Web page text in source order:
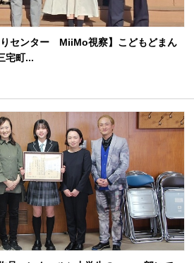
センター MiiMo視察】こどもどまん
宅町...